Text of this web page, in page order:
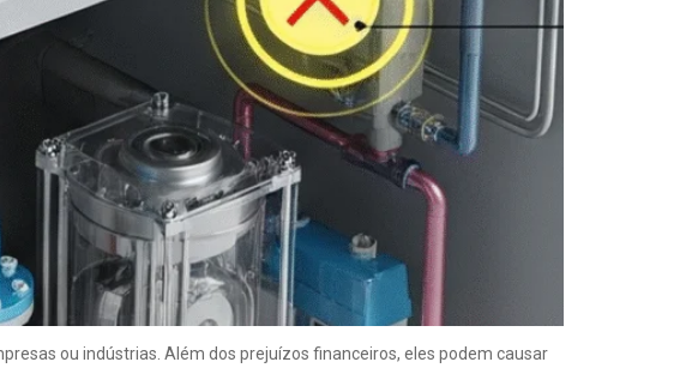
ou indústrias. Além dos prejuízos financeiros, eles podem causar